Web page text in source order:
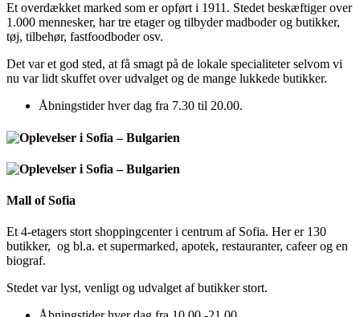
Et overdækket marked som er opført i 1911. Stedet beskæftiger over
1.000 mennesker, har tre etager og tilbyder madboder og butikker,
tøj, tilbehør, fastfoodboder osv.
Det var et god sted, at få smagt på de lokale specialiteter selvom vi
nu var lidt skuffet over udvalget og de mange lukkede butikker.
Åbningstider hver dag fra 7.30 til 20.00.
Mall of Sofia
Et 4-etagers stort shoppingcenter i centrum af Sofia. Her er 130
butikker, og bl.a. et supermarked, apotek, restauranter, cafeer og en
biograf.
Stedet var lyst, venligt og udvalget af butikker stort.